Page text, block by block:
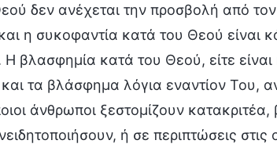
δεν ανέχεται την προσβολή από
η συκοφαντία κατά του Θεού είναι
βλασφημία κατά του Θεού, είτε είναι
τα βλάσφημα λόγια εναντίον Του,
άνθρωποι ξεστομίζουν
ή σε περιπτώσεις